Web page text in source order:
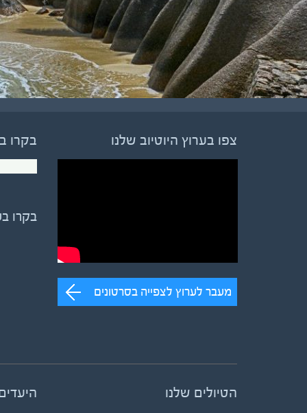
צפו בערוץ היוטיוב שלנו
מעבר לערוץ לצפייה בסרטונים
בקרו
בקרו
הטיולים שלנו